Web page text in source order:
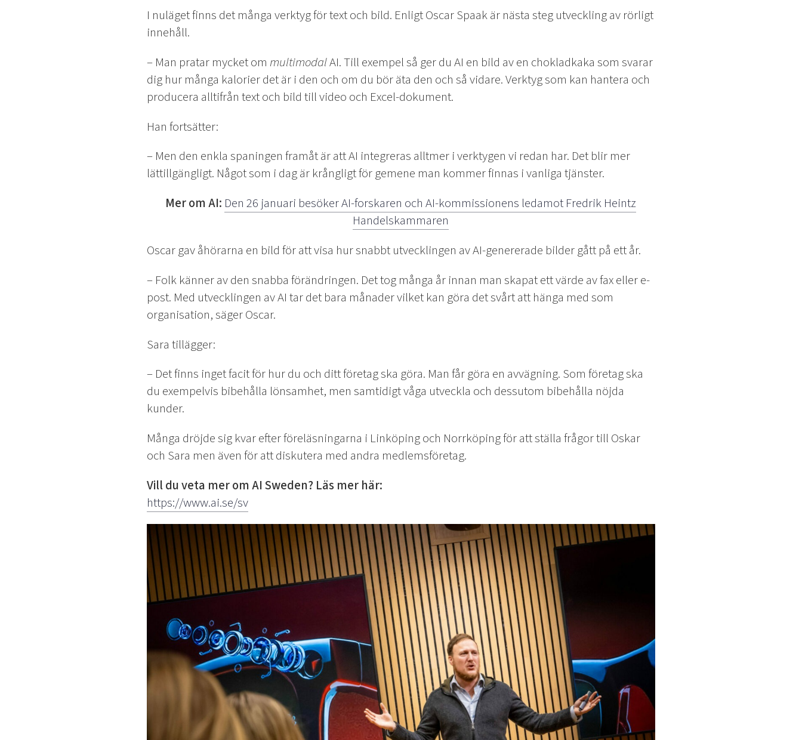
I nuläget finns det många verktyg för text och bild. Enligt Oscar Spaak är nästa steg utveckling av rörligt
innehåll.
– Man pratar mycket om multimodalAI. Till exempel så ger du AI en bild av en chokladkaka som svarar
dig hur många kalorier det är i den och om du bör äta den och så vidare. Verktyg som kan hantera och
producera alltifrån text och bild till video och Excel-dokument.
Han fortsätter:
– Men den enkla spaningen framåt är att AI integreras alltmer i verktygen vi redan har. Det blir mer
lättillgängligt. Något som i dag är krångligt för gemene man kommer finnas i vanliga tjänster.
Mer om AI: Den 26 januari besöker AI-forskaren och AI-kommissionens ledamot Fredrik Heintz
Handelskammaren
Oscar gav åhörarna en bild för att visa hur snabbt utvecklingen av AI-genererade bilder gått på ett år.
– Folk känner av den snabba förändringen. Det tog många år innan man skapat ett värde av fax eller e-
post. Med utvecklingen av AI tar det bara månader vilket kan göra det svårt att hänga med som
organisation, säger Oscar.
Sara tillägger:
– Det finns inget facit för hur du och ditt företag ska göra. Man får göra en avvägning. Som företag ska
du exempelvis bibehålla lönsamhet, men samtidigt våga utveckla och dessutom bibehålla nöjda
kunder.
Många dröjde sig kvar efter föreläsningarna i Linköping och Norrköping för att ställa frågor till Oskar
och Sara men även för att diskutera med andra medlemsföretag.
Vill du veta mer om AI Sweden? Läs mer här:
https://www.ai.se/sv